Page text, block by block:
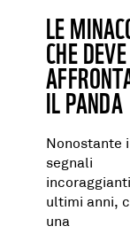
LE
CHE DEVE
IL PANDA
Nonostante i
segnali
ultimi anni,
una